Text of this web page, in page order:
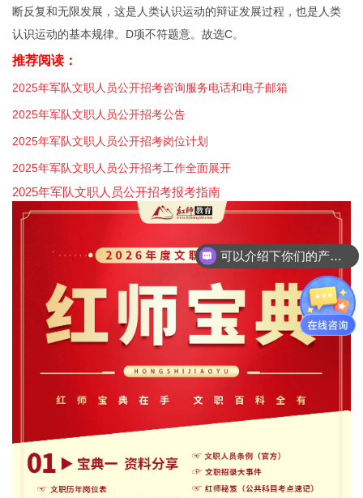
断反复和无限发展，这是人类认识运动的辩证发展过程，也是人类
认识运动的基本规律。D项不符题意。故选C。
推荐阅读：
2025年军队文职人员公开招考咨询服务电话和电子邮箱
2025年军队文职人员公开招考公告
2025年军队文职人员公开招考岗位计划
2025年军队文职人员公开招考工作全面展开
2025年军队文职人员公开招考报考指南
可以介绍下你们的产品么